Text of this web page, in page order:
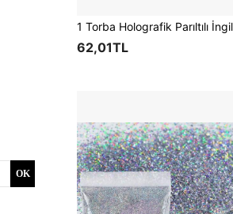
OK
62,01TL